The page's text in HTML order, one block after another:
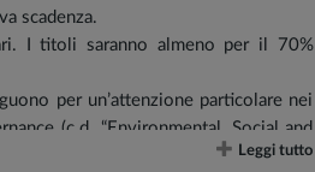
scadenza.
I titoli saranno almeno per il 70%
per un’attenzione particolare nei
(c.d. “Environmental, Social and
si qualifica come prodotto ex art. 8 del
Leggi tutto